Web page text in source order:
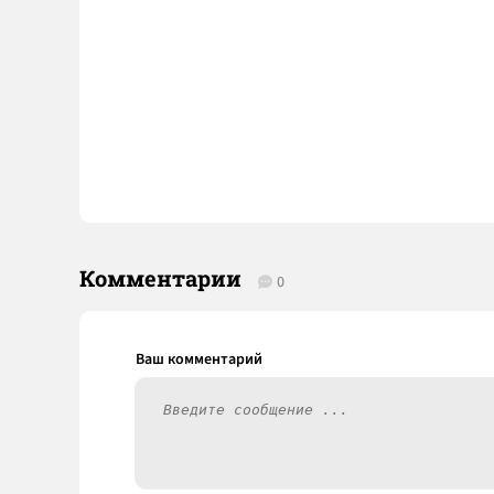
Комментарии 0